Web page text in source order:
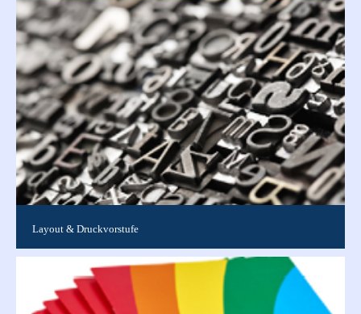
verschiedenen Varianten. Ob Foto-, Streifen- oder Bildkalender,
Sie können...
Layout & Druckvorstufe
Layoutspezifische Anfragen zu laufenden Aufträgen Tel. 0911 /
519 00 10 E-Mail Diese E-Mail-Adresse ist vor Spambots
geschützt!...